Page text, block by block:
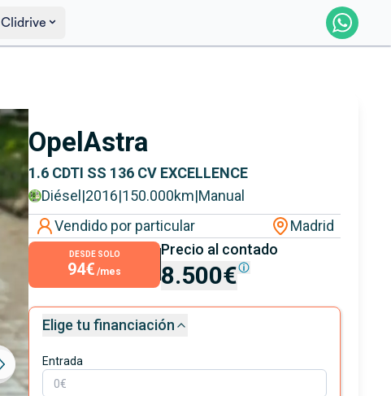
Clidrive
OpelAstra
1.6 CDTI SS 136 CV EXCELLENCE
Diésel |2016|150.000km|Manual
Vendido por particular
Madrid
DESDE SOLO
94€ /mes
Precio al contado
8.500€
Elige tu financiación
Entrada